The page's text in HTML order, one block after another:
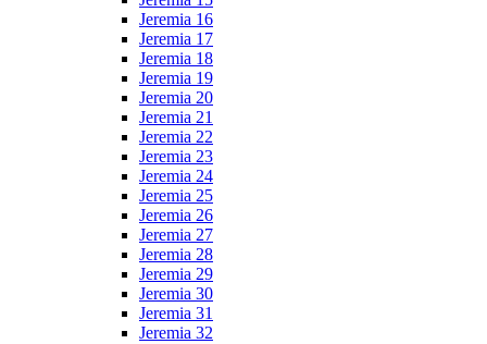
Jeremia 16
Jeremia 17
Jeremia 18
Jeremia 19
Jeremia 20
Jeremia 21
Jeremia 22
Jeremia 23
Jeremia 24
Jeremia 25
Jeremia 26
Jeremia 27
Jeremia 28
Jeremia 29
Jeremia 30
Jeremia 31
Jeremia 32